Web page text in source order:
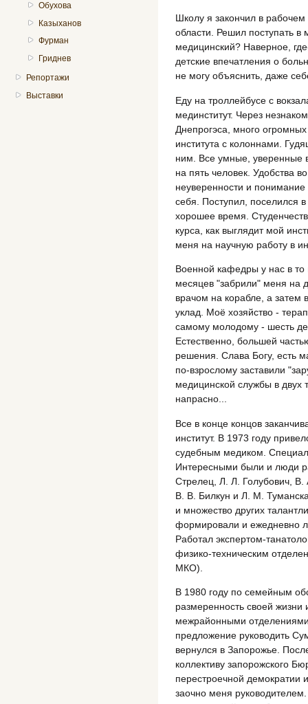
Обухова
Казыханов
Фурман
Гриднев
Репортажи
Выставки
Школу я закончил в
области. Решил поступать в
медицинский? Наверное,
детские впечатления о
не могу объяснить, даже
Еду на троллейбусе с
мединститут. Через
Днепрогэса, много
института с колоннами.
ним. Все умные, уверенные
на пять человек. Удобства
неуверенности и понимание
себя. Поступил, поселился
хорошее время.
курса, как выглядит мой
меня на научную работу в
Военной кафедры у нас в
месяцев "забрили" меня на
врачом на корабле, а затем
уклад. Моё хозяйство -
самому молодому - шесть
Естественно, большей
решения. Слава Богу, есть
по-взрослому заставили
медицинской службы в двух
напрасно...
Все в конце концов
институт. В 1973 году
судебным медиком.
Интересными были и люди
Стрелец, Л. Л. Голубович,
В. В. Билкун и Л. М.
и множество других
формировали и ежедневно
Работал экспертом-
физико-техническим
МКО).
В 1980 году по семейным
размеренность своей
межрайонными
предложение руководить
вернулся в Запорожье.
коллективу запорожского
перестроечной демократии
заочно меня